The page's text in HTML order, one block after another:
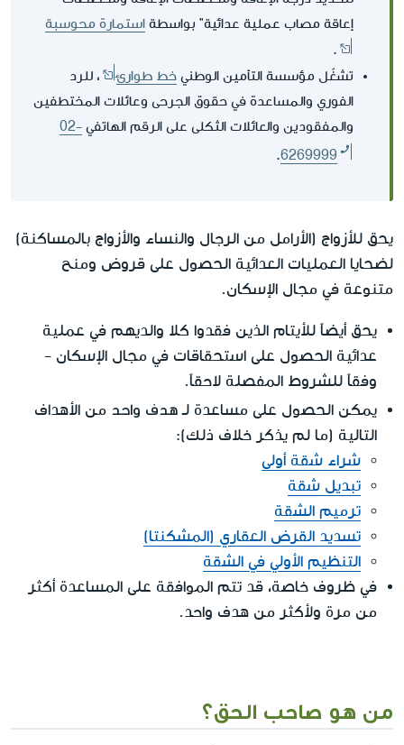
إعاقة مصاب عملية عدائية" بواسطة استمارة محوسبة
.
تشغّل مؤسسة التأمين الوطني خط طوارئ
، للرد
الفوري والمساعدة في حقوق الجرحى وعائلات المختطفين
والمفقودين والعائلات الثكلى على الرقم الهاتفي 02-
6269999
.
يحق للأزواج (الأرامل من الرجال والنساء والأزواج بالمساكنة)
لضحايا العمليات العدائية الحصول على قروض ومنح
متنوعة في مجال الإسكان.
يحق أيضاً للأيتام الذين فقدوا كلا والديهم في عملية
عدائية الحصول على استحقاقات في مجال الإسكان -
وفقاً للشروط المفصلة لاحقاً.
يمكن الحصول على مساعدة لـ هدف واحد من الأهداف
التالية (ما لم يذكر خلاف ذلك):
شراء شقة أولى
تبديل شقة
ترميم الشقة
تسديد القرض العقاري (المشكنتا)
التنظيم الأولي في الشقة
في ظروف خاصة، قد تتم الموافقة على المساعدة أكثر
من مرة ولأكثر من هدف واحد.
من هو صاحب الحق؟